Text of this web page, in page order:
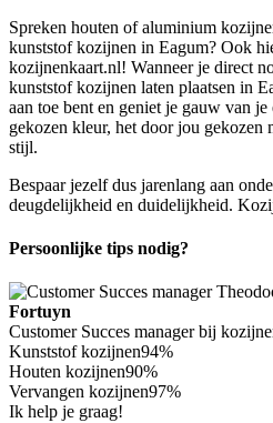
Spreken houten of aluminium
kunststof kozijnen in Eagum? Ook
kozijnenkaart.nl! Wanneer je direct
kunststof kozijnen laten plaatsen in
aan toe bent en geniet je gauw van
gekozen kleur, het door jou gekozen
stijl.
Bespaar jezelf dus jarenlang aan
deugdelijkheid en duidelijkheid.
Persoonlijke tips nodig?
Fortuyn
Customer Succes manager bij
Kunststof kozijnen94%
Houten kozijnen90%
Vervangen kozijnen97%
Ik help je graag!